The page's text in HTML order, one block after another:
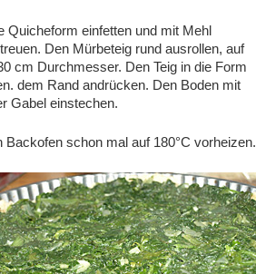
Quicheform einfetten und mit Mehl
Den Mürbeteig rund ausrollen, auf
cm Durchmesser. Den Teig in die Form
dem Rand andrücken. Den Boden mit
Gabel einstechen.
Backofen schon mal auf 180°C vorheizen.